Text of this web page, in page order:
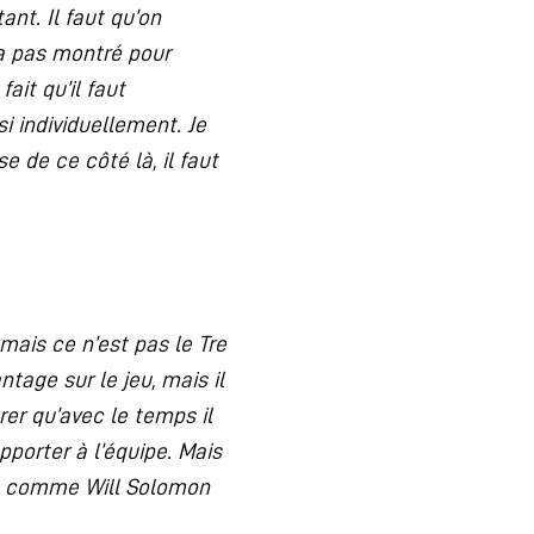
Il faut qu’on
pas montré pour
qu’il faut
individuellement. Je
de ce côté là, il faut
ce n’est pas le Tre
sur le jeu, mais il
qu’avec le temps il
à l’équipe. Mais
comme Will Solomon